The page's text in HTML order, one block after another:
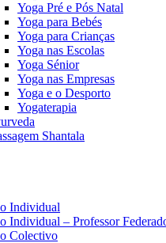
Yoga Pré e Pós Natal
Yoga para Bebés
Yoga para Crianças
Yoga nas Escolas
Yoga Sénior
Yoga nas Empresas
Yoga e o Desporto
Yogaterapia
Shantala
Individual
Individual – Professor
Colectivo